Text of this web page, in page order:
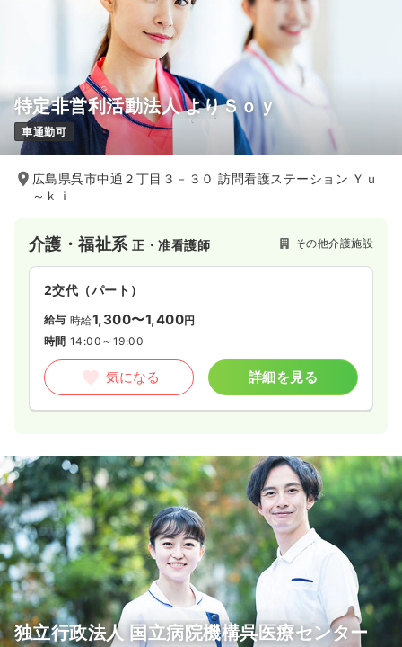
特定非営利活動法人 よりＳｏｙ
車通勤可
広島県呉市中通２丁目３－３０ 訪問看護ステーション Ｙｕ
～ｋｉ
介護・福祉系正・准看護師 その他介護施設
2交代（パート）
給与 時給1,300〜1,400円
時間 14:00～19:00
気になる 詳細を見る
独立行政法人 国立病院機構呉医療センター